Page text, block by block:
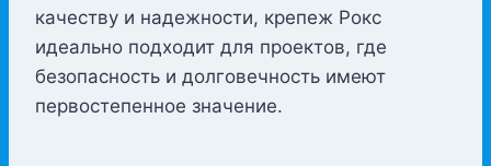
качеству и надежности, крепеж Рокс
идеально подходит для проектов, где
безопасность и долговечность имеют
первостепенное значение.